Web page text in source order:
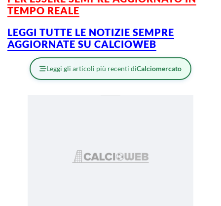
TEMPO REALE
LEGGI TUTTE LE NOTIZIE SEMPRE
AGGIORNATE SU CALCIOWEB
Leggi gli articoli più recenti diCalciomercato